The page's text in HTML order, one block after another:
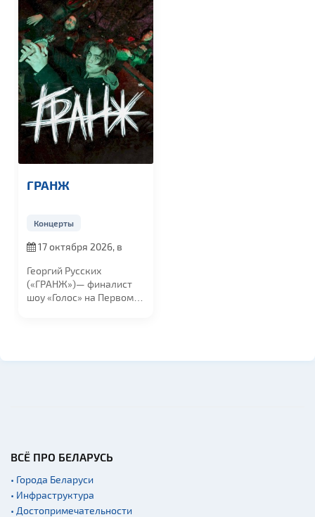
ГРАНЖ
Концерты
17 октября 2026, в
Георгий Русских
(«ГРАНЖ»)— финалист
шоу «Голос» на Первом
ВСЁ ПРО БЕЛАРУСЬ
• Города Беларуси
• Инфраструктура
• Достопримечательности